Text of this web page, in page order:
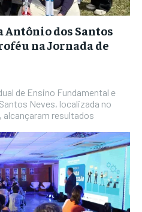
Antônio dos Santos
na Jornada de
Neves, localizada no
alcançaram resultados